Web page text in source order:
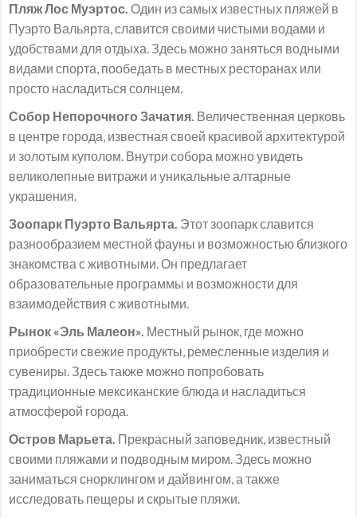
Пляж Лос Муэртос. Один из самых известных пляжей в
Пуэрто Вальярта, славится своими чистыми водами и
удобствами для отдыха. Здесь можно заняться водными
видами спорта, пообедать в местных ресторанах или
просто насладиться солнцем.
Собор Непорочного Зачатия. Величественная церковь
в центре города, известная своей красивой архитектурой
и золотым куполом. Внутри собора можно увидеть
великолепные витражи и уникальные алтарные
украшения.
Зоопарк Пуэрто Вальярта. Этот зоопарк славится
разнообразием местной фауны и возможностью близкого
знакомства с животными. Он предлагает
образовательные программы и возможности для
взаимодействия с животными.
Рынок «Эль Малеон». Местный рынок, где можно
приобрести свежие продукты, ремесленные изделия и
сувениры. Здесь также можно попробовать
традиционные мексиканские блюда и насладиться
атмосферой города.
Остров Марьета. Прекрасный заповедник, известный
своими пляжами и подводным миром. Здесь можно
заниматься снорклингом и дайвингом, а также
исследовать пещеры и скрытые пляжи.